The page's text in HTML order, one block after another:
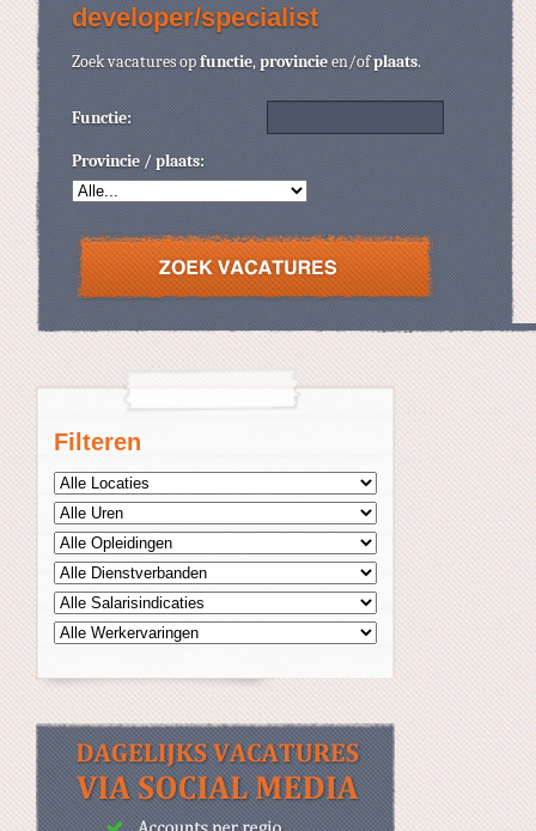
Filteren
developer/specialist
Zoek vacatures opfunctie,provincieen/ofplaats.
Functie:
Provincie / plaats: